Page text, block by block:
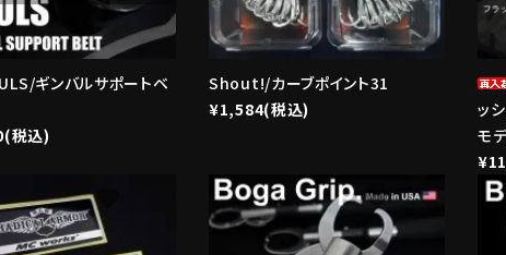
ギンバルサポートベ
税込)
Shout!/カーブポイント31
¥1,584(税込)
ッ
モ
favorite favorite